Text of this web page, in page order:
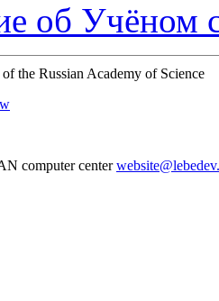
об Учёном
the Russian Academy of Science
computer center